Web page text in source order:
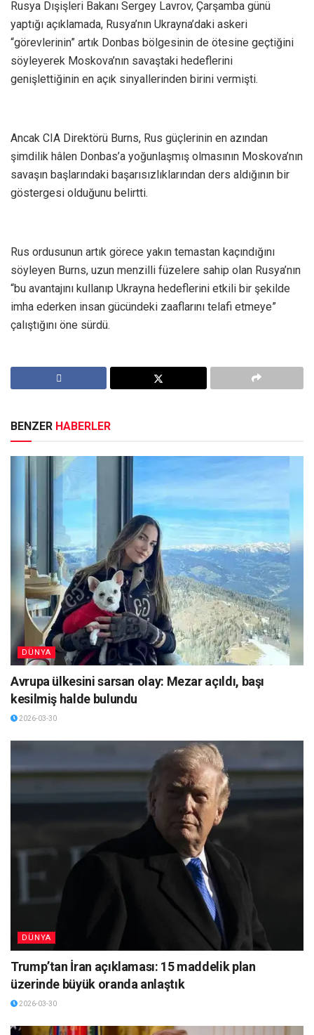
Rusya Dışişleri Bakanı Sergey Lavrov, Çarşamba günü
yaptığı açıklamada, Rusya’nın Ukrayna’daki askeri
“görevlerinin” artık Donbas bölgesinin de ötesine geçtiğini
söyleyerek Moskova’nın savaştaki hedeflerini
genişlettiğinin en açık sinyallerinden birini vermişti.
Ancak CIA Direktörü Burns, Rus güçlerinin en azından
şimdilik hâlen Donbas’a yoğunlaşmış olmasının Moskova’nın
savaşın başlarındaki başarısızlıklarından ders aldığının bir
göstergesi olduğunu belirtti.
Rus ordusunun artık görece yakın temastan kaçındığını
söyleyen Burns, uzun menzilli füzelere sahip olan Rusya’nın
“bu avantajını kullanıp Ukrayna hedeflerini etkili bir şekilde
imha ederken insan gücündeki zaaflarını telafi etmeye”
çalıştığını öne sürdü.
BENZER HABERLER
DÜNYA
Avrupa ülkesini sarsan olay: Mezar açıldı, başı
kesilmiş halde bulundu
2026-03-30
DÜNYA
Trump’tan İran açıklaması: 15 maddelik plan
üzerinde büyük oranda anlaştık
2026-03-30